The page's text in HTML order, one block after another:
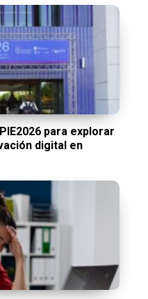
para explorar
digital en